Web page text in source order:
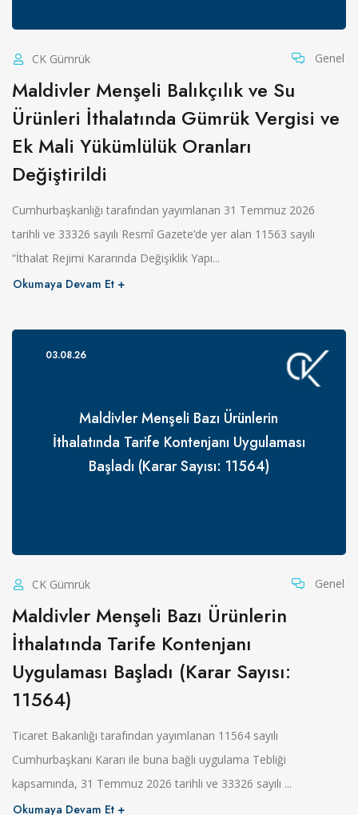
CK Gümrük Genel
Maldivler Menşeli Balıkçılık ve Su
Ürünleri İthalatında Gümrük Vergisi ve
Ek Mali Yükümlülük Oranları
Değiştirildi
Cumhurbaşkanlığı tarafından yayımlanan 31 Temmuz 2026
tarihli ve 33326 sayılı Resmî Gazete’de yer alan 11563 sayılı
“İthalat Rejimi Kararında Değişiklik Yapı...
Okumaya Devam Et
Maldivler Menşeli Bazı Ürünlerin
İthalatında Tarife Kontenjanı Uygulaması
Başladı (Karar Sayısı: 11564)
03.08.26
CK Gümrük Genel
Maldivler Menşeli Bazı Ürünlerin
İthalatında Tarife Kontenjanı
Uygulaması Başladı (Karar Sayısı:
11564)
Ticaret Bakanlığı tarafından yayımlanan 11564 sayılı
Cumhurbaşkanı Kararı ile buna bağlı uygulama Tebliği
kapsamında, 31 Temmuz 2026 tarihli ve 33326 sayılı ...
Okumaya Devam Et